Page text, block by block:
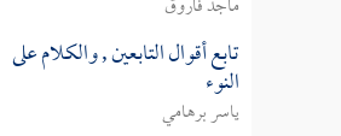
تابع أقوال التابعين , والكلام على
النوء
ياسر برهامي